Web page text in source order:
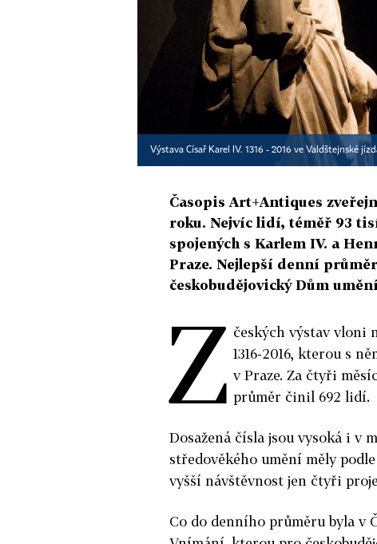
Výstava Císař Karel IV. 1316 - 2016 ve Valdštejnské
Časopis Art+Antiques
roku. Nejvíc lidí, téměř 93
spojených s Karlem IV. a
Praze. Nejlepší denní
českobudějovický Dům
Z českých výstav vloni
1316-2016, kterou s
v Praze. Za čtyři
průměr činil 692 lidí.
Dosažená čísla jsou vysoká i v
středověkého umění měly
vyšší návštěvnost jen čtyři
Co do denního průměru byla v